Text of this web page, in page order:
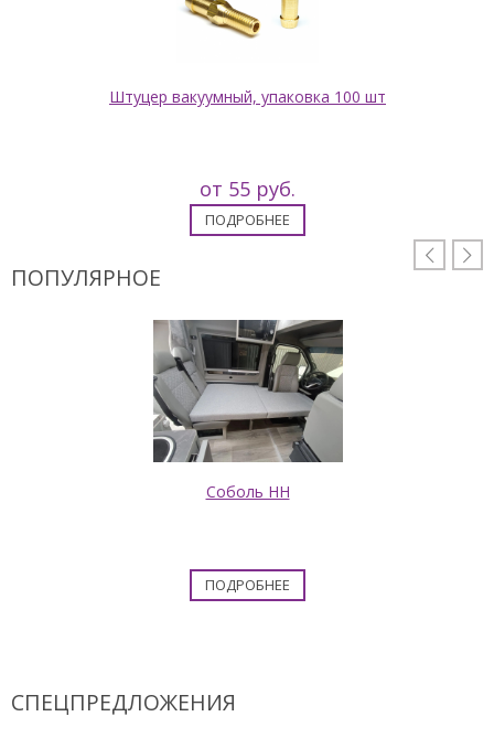
Штуцер вакуумный, упаковка 100 шт
от 55 руб.
ПОДРОБНЕЕ
 
ПОПУЛЯРНОЕ
Соболь НН
ПОДРОБНЕЕ
СПЕЦПРЕДЛОЖЕНИЯ